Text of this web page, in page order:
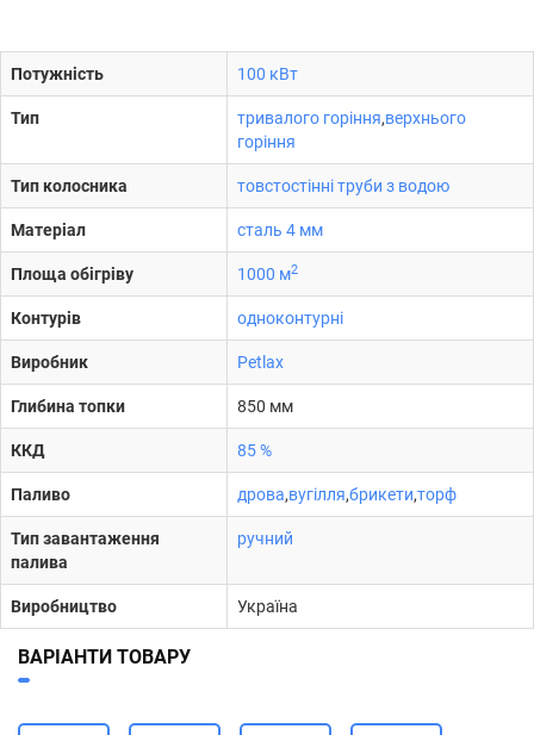
Потужність 100 кВт
Тип тривалого горіння,верхнього
горіння
Тип колосника товстостінні труби з водою
Матеріал сталь 4 мм
Площа обігріву 1000 м2
Контурів одноконтурні
Виробник Petlax
Глибина топки 850 мм
ККД 85 %
Паливо дрова,вугілля,брикети,торф
Тип завантаження
палива
ручний
Виробництво Україна
ВАРІАНТИ ТОВАРУ